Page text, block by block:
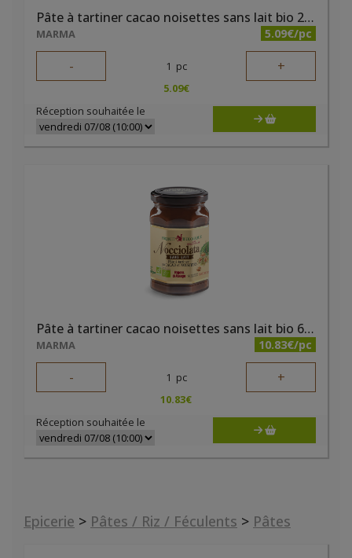
Pâte à tartiner cacao noisettes sans lait bio 250g Nocciolata
MARMA 5.09€/pc
- 1 pc +
5.09€
Réception souhaitée le
Pâte à tartiner cacao noisettes sans lait bio 650g Nocciolata
MARMA 10.83€/pc
- 1 pc +
10.83€
Réception souhaitée le
Epicerie > Pâtes / Riz / Féculents > Pâtes